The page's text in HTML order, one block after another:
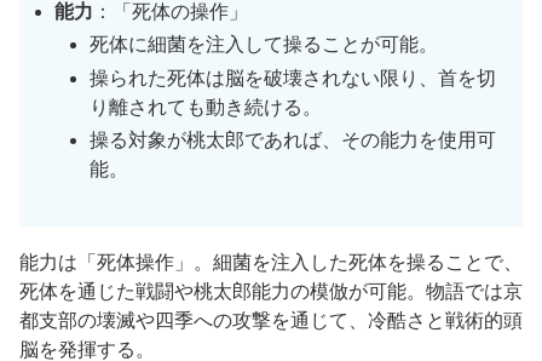
能力 ：「死体の操作」
死体に細菌を注入して操ることが可能。
操られた死体は脳を破壊されない限り、首を切
り離されても動き続ける。
操る対象が桃太郎であれば、その能力を使用可
能。
能力は「死体操作」。細菌を注入した死体を操ることで、
死体を通じた戦闘や桃太郎能力の模倣が可能。物語では京
都支部の壊滅や四季への攻撃を通じて、冷酷さと戦術的頭
脳を発揮する。